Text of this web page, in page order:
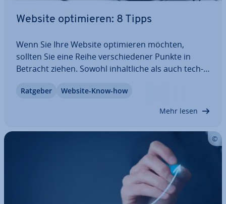
Website op­ti­mie­ren: 8 Tipps
Wenn Sie Ihre Website op­ti­mie­ren möchten,
sollten Sie eine Reihe ver­schie­de­ner Punkte in
Betracht ziehen. Sowohl in­halt­li­che als auch tech­
große Rolle, wenn es darum geht, Ihre Website
Ratgeber Website-Know-how
Mehr lesen